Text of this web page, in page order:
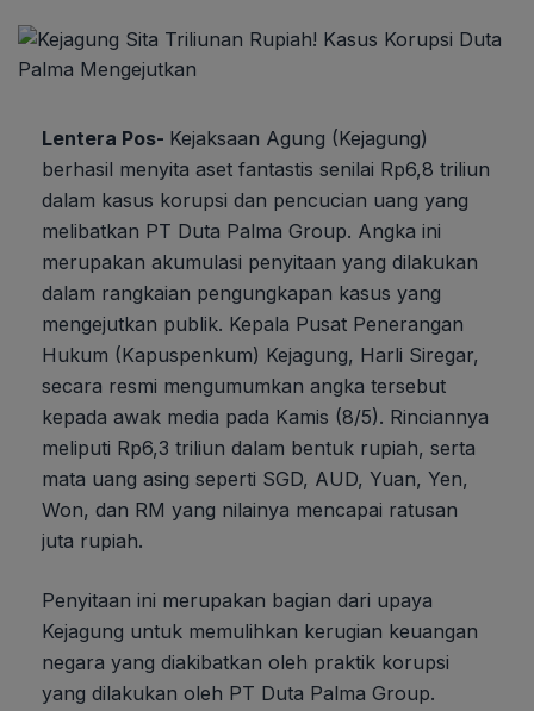
Lentera Pos- Kejaksaan Agung (Kejagung)
berhasil menyita aset fantastis senilai Rp6,8 triliun
dalam kasus korupsi dan pencucian uang yang
melibatkan PT Duta Palma Group. Angka ini
merupakan akumulasi penyitaan yang dilakukan
dalam rangkaian pengungkapan kasus yang
mengejutkan publik. Kepala Pusat Penerangan
Hukum (Kapuspenkum) Kejagung, Harli Siregar,
secara resmi mengumumkan angka tersebut
kepada awak media pada Kamis (8/5). Rinciannya
meliputi Rp6,3 triliun dalam bentuk rupiah, serta
mata uang asing seperti SGD, AUD, Yuan, Yen,
Won, dan RM yang nilainya mencapai ratusan
juta rupiah.
Penyitaan ini merupakan bagian dari upaya
Kejagung untuk memulihkan kerugian keuangan
negara yang diakibatkan oleh praktik korupsi
yang dilakukan oleh PT Duta Palma Group.